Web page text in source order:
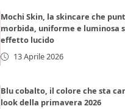
Mochi Skin, la skincare che
morbida, uniforme e luminosa
effetto lucido
13 Aprile 2026
Blu cobalto, il colore che sta
look della primavera 2026